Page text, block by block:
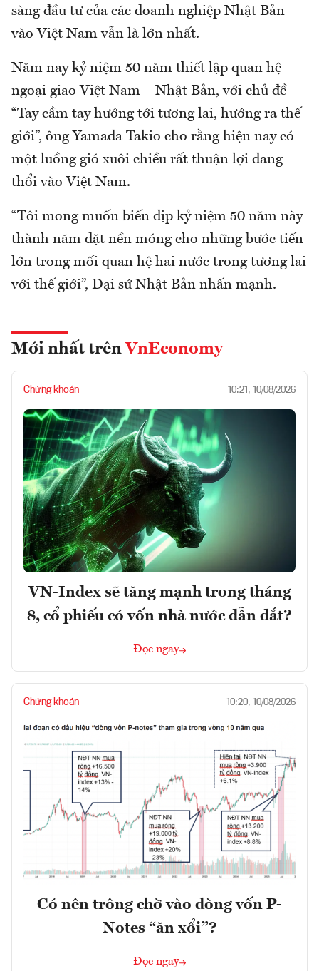
sàng đầu tư của các doanh nghiệp Nhật Bản
vào Việt Nam vẫn là lớn nhất.
Năm nay kỷ niệm 50 năm thiết lập quan hệ
ngoại giao Việt Nam – Nhật Bản, với chủ đề
“Tay cầm tay hướng tới tương lai, hướng ra thế
giới”, ông Yamada Takio cho rằng hiện nay có
một luồng gió xuôi chiều rất thuận lợi đang
thổi vào Việt Nam.
“Tôi mong muốn biến dịp kỷ niệm 50 năm này
thành năm đặt nền móng cho những bước tiến
lớn trong mối quan hệ hai nước trong tương lai
với thế giới”, Đại sứ Nhật Bản nhấn mạnh.
Mới nhất trên VnEconomy
Chứng khoán 10:21, 10/08/2026
VN-Index sẽ tăng mạnh trong tháng
8, cổ phiếu có vốn nhà nước dẫn dắt?
Đọc ngay
Chứng khoán 10:20, 10/08/2026
Có nên trông chờ vào dòng vốn P-
Notes “ăn xổi”?
Đọc ngay